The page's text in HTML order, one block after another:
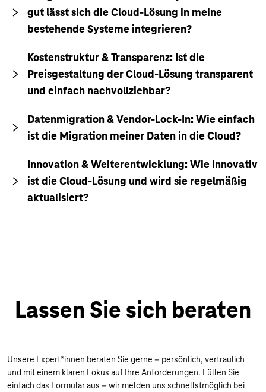
gut lässt sich die Cloud-Lösung in meine
bestehende Systeme integrieren?
Kostenstruktur & Transparenz: Ist die
Preisgestaltung der Cloud-Lösung transparent
und einfach nachvollziehbar?
Datenmigration & Vendor-Lock-In: Wie einfach
ist die Migration meiner Daten in die Cloud?
Innovation & Weiterentwicklung: Wie innovativ
ist die Cloud-Lösung und wird sie regelmäßig
aktualisiert?
Lassen Sie sich beraten
Unsere Expert*innen beraten Sie gerne – persönlich, vertraulich
und mit einem klaren Fokus auf Ihre Anforderungen. Füllen Sie
einfach das Formular aus – wir melden uns schnellstmöglich bei